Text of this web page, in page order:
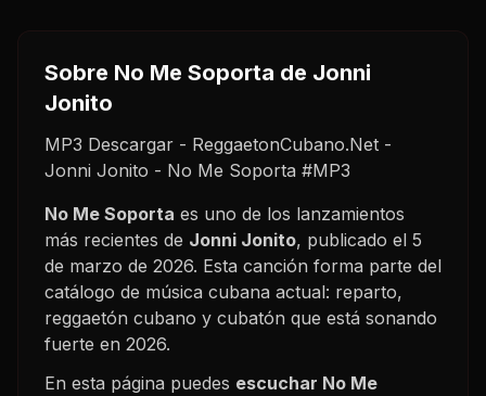
Sobre No Me Soporta de Jonni
Jonito
MP3 Descargar - ReggaetonCubano.Net -
Jonni Jonito - No Me Soporta #MP3
No Me Soporta es uno de los lanzamientos
más recientes de Jonni Jonito, publicado el 5
de marzo de 2026. Esta canción forma parte del
catálogo de música cubana actual: reparto,
reggaetón cubano y cubatón que está sonando
fuerte en 2026.
En esta página puedes escuchar No Me